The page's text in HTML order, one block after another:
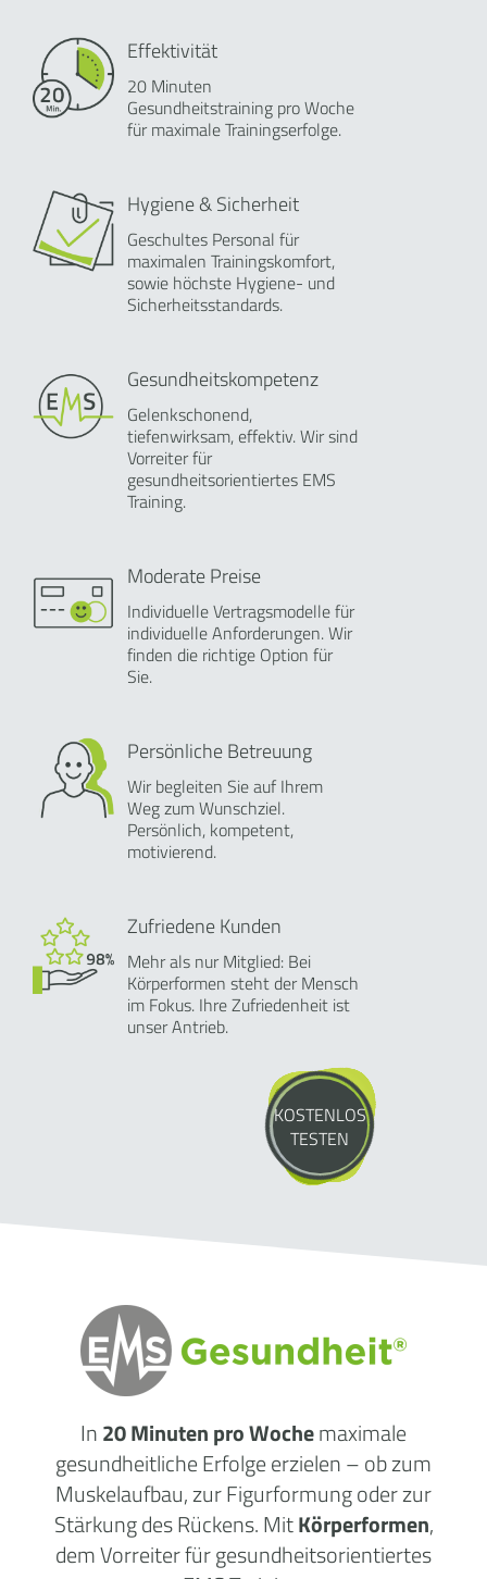
Effektivität
20 Minuten
Gesundheitstraining pro Woche
für maximale Trainingserfolge.
Hygiene & Sicherheit
Geschultes Personal für
maximalen Trainingskomfort,
sowie höchste Hygiene- und
Sicherheitsstandards.
Gesundheitskompetenz
Gelenkschonend,
tiefenwirksam, effektiv. Wir sind
Vorreiter für
gesundheitsorientiertes EMS
Training.
Moderate Preise
Individuelle Vertragsmodelle für
individuelle Anforderungen. Wir
finden die richtige Option für
Sie.
Persönliche Betreuung
Wir begleiten Sie auf Ihrem
Weg zum Wunschziel.
Persönlich, kompetent,
motivierend.
Zufriedene Kunden
Mehr als nur Mitglied: Bei
Körperformen steht der Mensch
im Fokus. Ihre Zufriedenheit ist
unser Antrieb.
KOSTENLOS
TESTEN
In20 Minuten pro Wochemaximale
gesundheitlicheErfolgeerzielen – ob zum
Muskelaufbau, zur Figurformung oder zur
Stärkung des Rückens. MitKörperformen,
dem Vorreiter für gesundheitsorientiertes